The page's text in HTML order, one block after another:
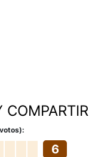
COMPARTIR
6